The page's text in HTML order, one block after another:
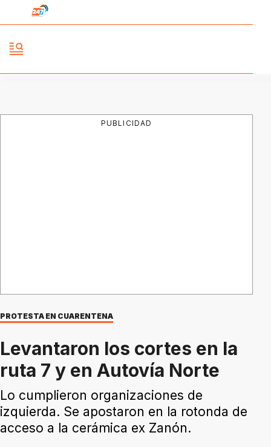
PUBLICIDAD
PROTESTA EN CUARENTENA
Levantaron los cortes en la
ruta 7 y en Autovía Norte
Lo cumplieron organizaciones de
izquierda. Se apostaron en la rotonda de
acceso a la cerámica ex Zanón.